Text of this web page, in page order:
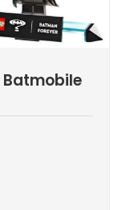
Batmobile